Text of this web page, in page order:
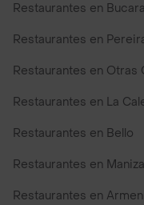
Restaurantes en
Restaurantes en
Restaurantes en Otras
Restaurantes en La
Restaurantes en Bello
Restaurantes en
Restaurantes en